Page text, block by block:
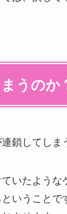
うのか
鎖してしま
いたよう
いうこと